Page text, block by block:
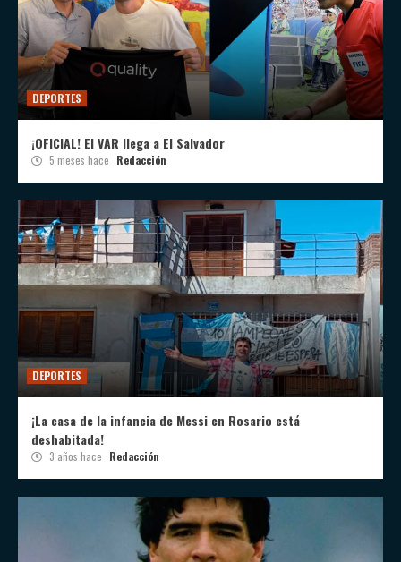
DEPORTES
¡OFICIAL! El VAR llega a El Salvador
5 meses hace Redacción
DEPORTES
¡La casa de la infancia de Messi en Rosario está
deshabitada!
3 años hace Redacción